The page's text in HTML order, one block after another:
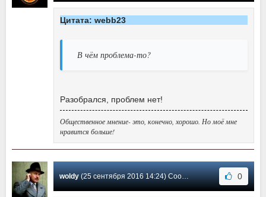
Цитата: webb23
В чём проблема-то?
Разобрался, проблем нет!
Общественное мнение- это, конечно, хорошо. Но моё мне
нравится больше!
woldy(25 сентября 2016 14:24) Сообщение #17 0